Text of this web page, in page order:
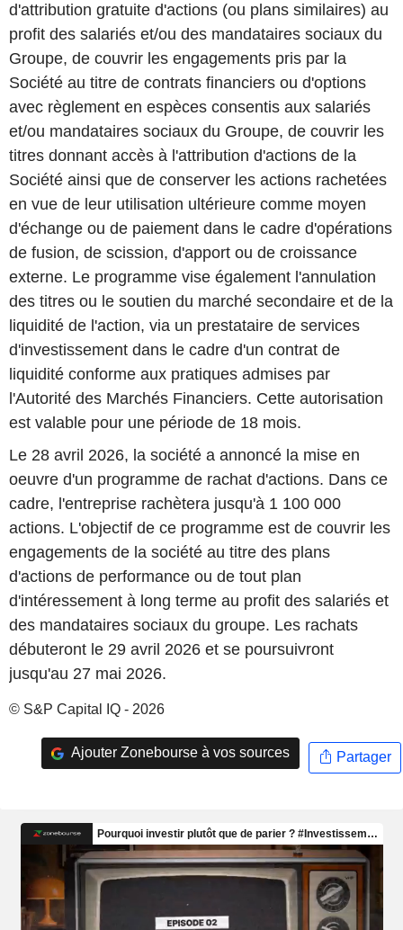
d'attribution gratuite d'actions (ou plans similaires) au
profit des salariés et/ou des mandataires sociaux du
Groupe, de couvrir les engagements pris par la
Société au titre de contrats financiers ou d'options
avec règlement en espèces consentis aux salariés
et/ou mandataires sociaux du Groupe, de couvrir les
titres donnant accès à l'attribution d'actions de la
Société ainsi que de conserver les actions rachetées
en vue de leur utilisation ultérieure comme moyen
d'échange ou de paiement dans le cadre d'opérations
de fusion, de scission, d'apport ou de croissance
externe. Le programme vise également l'annulation
des titres ou le soutien du marché secondaire et de la
liquidité de l'action, via un prestataire de services
d'investissement dans le cadre d'un contrat de
liquidité conforme aux pratiques admises par
l'Autorité des Marchés Financiers. Cette autorisation
est valable pour une période de 18 mois.
Le 28 avril 2026, la société a annoncé la mise en
oeuvre d'un programme de rachat d'actions. Dans ce
cadre, l'entreprise rachètera jusqu'à 1 100 000
actions. L'objectif de ce programme est de couvrir les
engagements de la société au titre des plans
d'actions de performance ou de tout plan
d'intéressement à long terme au profit des salariés et
des mandataires sociaux du groupe. Les rachats
débuteront le 29 avril 2026 et se poursuivront
jusqu'au 27 mai 2026.
© S&P Capital IQ - 2026
Ajouter Zonebourse à vos sources Partager